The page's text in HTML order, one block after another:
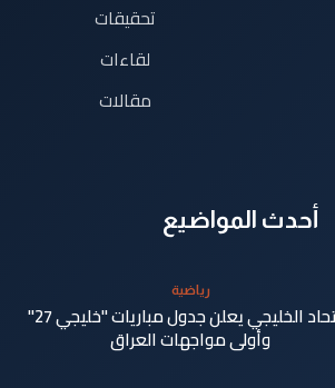
تحقيقات
لقاءات
مقالات
أحدث المواضيع
رياضية
الاتحاد الخليجي يعلن جدول مباريات "خليجي 27"
وأولى مواجهات العراق